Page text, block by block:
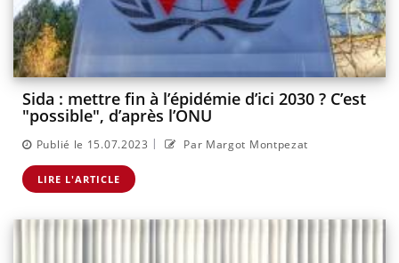
Sida : mettre fin à l’épidémie d’ici 2030 ? C’est
"possible", d’après l’ONU
Publié le 15.07.2023 | Par Margot Montpezat
LIRE L'ARTICLE